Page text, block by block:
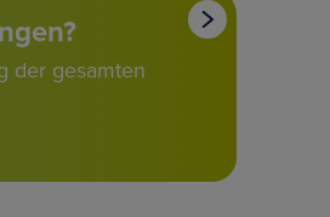
der gesamten